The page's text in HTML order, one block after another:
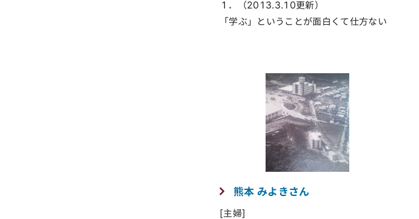
１．（2013.3.10更新）
「学ぶ」ということが面白くて仕方ない
熊本 みよきさん
[主婦]